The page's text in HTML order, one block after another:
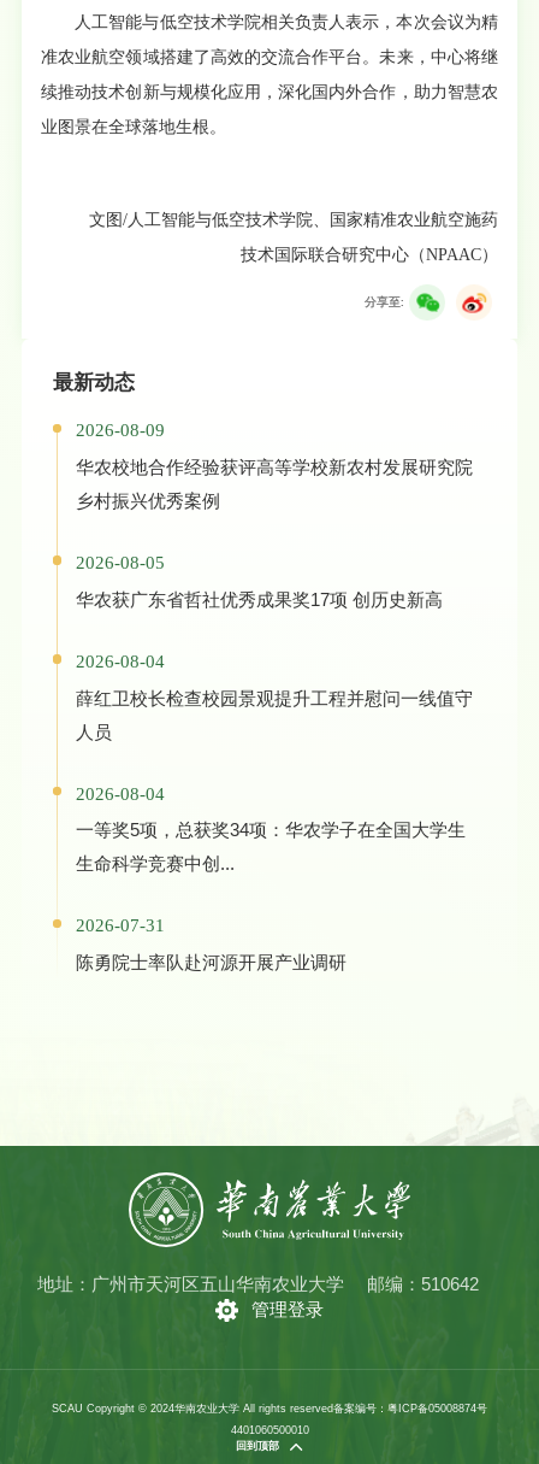
人工智能与低空技术学院相关负责人表示，本次会议为精
准农业航空领域搭建了高效的交流合作平台。未来，中心将继
续推动技术创新与规模化应用，深化国内外合作，助力智慧农
业图景在全球落地生根。
文图/人工智能与低空技术学院、国家精准农业航空施药
技术国际联合研究中心（NPAAC）
分享至:
最新动态
2026-08-09
华农校地合作经验获评高等学校新农村发展研究院
乡村振兴优秀案例
2026-08-05
华农获广东省哲社优秀成果奖17项 创历史新高
2026-08-04
薛红卫校长检查校园景观提升工程并慰问一线值守
人员
2026-08-04
一等奖5项，总获奖34项：华农学子在全国大学生
生命科学竞赛中创...
2026-07-31
陈勇院士率队赴河源开展产业调研
地址：广州市天河区五山华南农业大学
邮编：510642
管理登录
SCAU Copyright © 2024华南农业大学 All rights reserved备案编号：粤ICP备05008874号
4401060500010
回到顶部